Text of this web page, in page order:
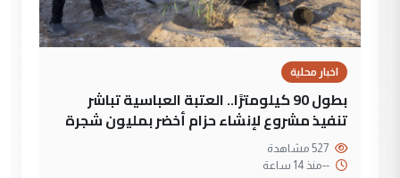
اخبار محلية
بطول 90 كيلومترًا.. العتبة العباسية تباشر
تنفيذ مشروع لإنشاء حزام أخضر بمليون شجرة
--منذ 14 ساعة